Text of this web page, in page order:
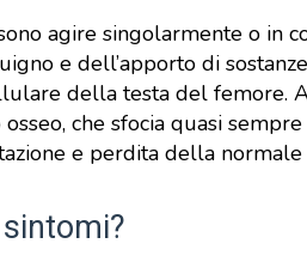
agire singolarmente o in
e dell’apporto di
della testa del femore.
che sfocia quasi
e perdita della normale